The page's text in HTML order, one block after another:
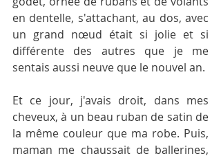
en dentelle, s'attachant, au dos, avec
un grand nœud était si jolie et si
différente des autres que je me
sentais aussi neuve que le nouvel an.
Et ce jour, j'avais droit, dans mes
cheveux, à un beau ruban de satin de
la même couleur que ma robe. Puis,
maman me chaussait de ballerines,